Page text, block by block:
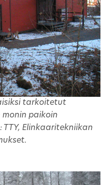
tarkoitetut
paikoin
Elinkaaritekniikan